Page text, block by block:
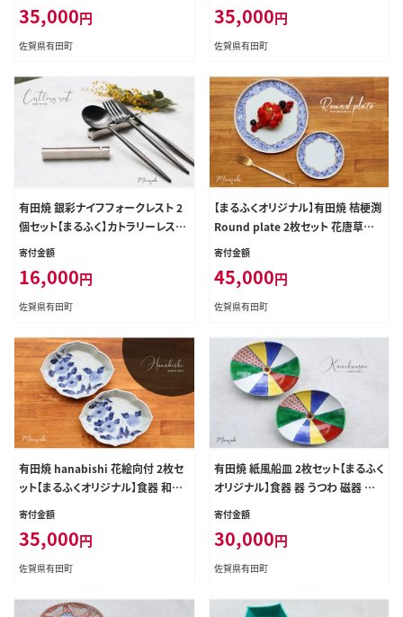
ンプルパスタ皿 黒色パスタ皿 ブラッ
クパスタ皿 有田焼パスタ皿 有田焼
35,000円
佐賀県有田町
れ ミニボウル aq102
35,000円
佐賀県有田町
有田焼 銀彩ナイフフォークレスト 2
個セット【まるふく】カトラリーレスト
スプーンレスト レスト 箸置き はしお
ー かっこいい aq095
寄付金額
16,000円
佐賀県有田町
【まるふくオリジナル】有田焼 桔梗渕
Round plate 2枚セット 花唐草紋
【まるふく】器 うつわ 食器 ワンプレー
プレート 小皿 取皿 セット aq058
寄付金額
45,000円
佐賀県有田町
有田焼 hanabishi 花絵向付 2枚セ
ット【まるふくオリジナル】食器 和食
器 器 うつわ 皿 取皿 盛皿 刺身皿 セ
ット ペア 花 染付 手描き 青 ブルー
電子レンジ対応 aq093
寄付金額
35,000円
佐賀県有田町
有田焼 紙風船皿 2枚セット【まるふく
オリジナル】食器 器 うつわ 磁器 陶
磁器 皿 中皿 取皿 2枚 セット ペア
お祝 ハレの日 お正月 和風 カラフル
紙風船 手描き ギフト 食洗機対応 aq
084
寄付金額
30,000円
佐賀県有田町